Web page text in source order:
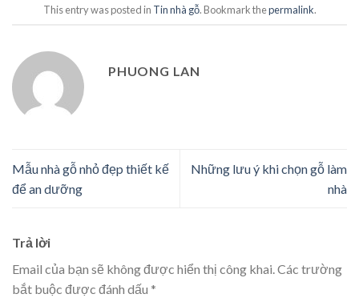
This entry was posted in Tin nhà gỗ. Bookmark thepermalink.
PHUONG LAN
Mẫu nhà gỗ nhỏ đẹp thiết kế
để an dưỡng
Những lưu ý khi chọn gỗ làm
nhà
Trả lời
Email của bạn sẽ không được hiển thị công khai.Các trường
bắt buộc được đánh dấu *